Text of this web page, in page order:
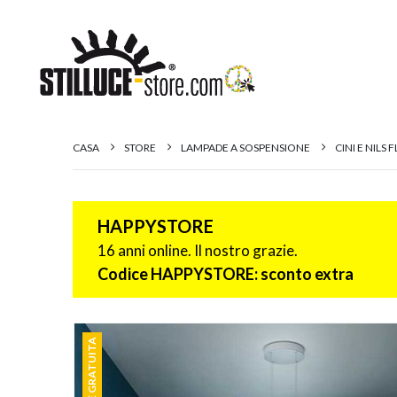
CASA STORE LAMPADE A SOSPENSIONE CINI E NILS
HAPPYSTORE
16 anni online. Il nostro grazie.
Codice HAPPYSTORE: sconto extra